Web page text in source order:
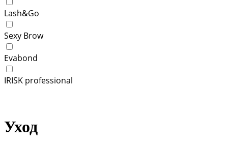
Lash&Go
Sexy Brow
Evabond
IRISK professional
Уход